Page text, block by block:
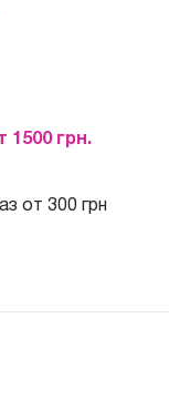
1500 грн.
от 300 грн